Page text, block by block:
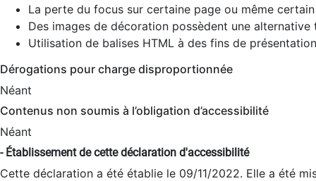
La perte du focus sur certaine page ou même
Des images de décoration possèdent une alternative
Utilisation de balises HTML à des fins de
Dérogations pour charge disproportionnée
Néant
Contenus non soumis à l’obligation d’accessibilité
Néant
- Établissement de cette déclaration d'accessibilité
Cette déclaration a été établie le 09/11/2022. Elle a été